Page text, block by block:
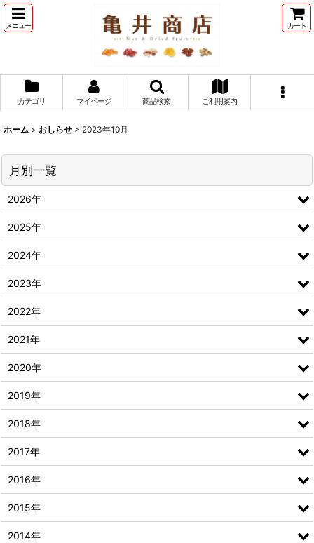
メニュー カート
カテゴリ マイページ 商品検索 ご利用案内
ホーム > おしらせ > 2023年10月
月別一覧
2026年
2025年
2024年
2023年
2022年
2021年
2020年
2019年
2018年
2017年
2016年
2015年
2014年